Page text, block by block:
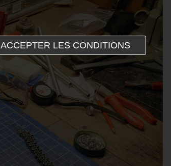
ACCEPTER LES CONDITIONS